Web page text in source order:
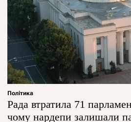
Політика
Рада втратила 71
чому нардепи залишали